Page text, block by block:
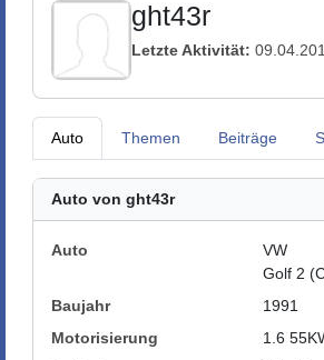
ght43r
Letzte Aktivität:
Auto Themen Beiträge
Auto von ght43r
Auto
VW
Golf 2
Baujahr
1991
Motorisierung
1.6